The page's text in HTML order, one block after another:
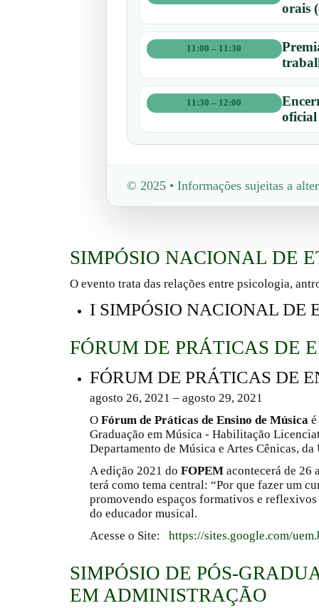
orais
11:00 – 11:30
11:30 – 12:00
oficial
© 2025 • Informações sujeitas a
SIMPÓSIO NACIONAL DE
O evento trata das relações entre psicologia,
I SIMPÓSIO NACIONAL DE
FÓRUM DE PRÁTICAS DE
FÓRUM DE PRÁTICAS DE
agosto 26, 2021 – agosto 29, 2021
O Fórum de Práticas de Ensino de Música
Graduação em Música - Habilitação
Departamento de Música e Artes Cênicas, da
A edição 2021 do FOPEM acontecerá de 26
terá como tema central: “Por que fazer um
promovendo espaços formativos e
do educador musical.
Acesse o Site: https://sites.google.com/
SIMPÓSIO DE PÓS-
EM ADMINISTRAÇÃO